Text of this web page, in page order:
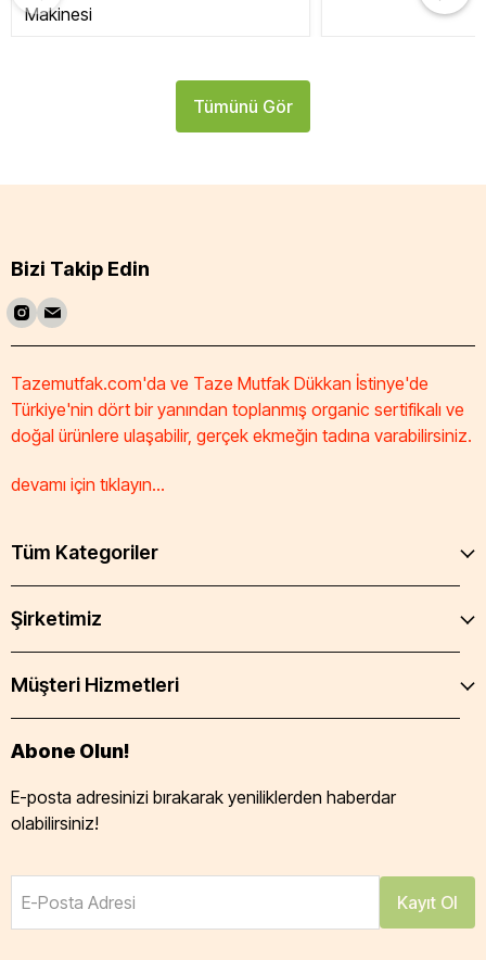
Makinesi
Tümünü Gör
Bizi Takip Edin
Tazemutfak.com'da ve Taze Mutfak Dükkan İstinye'de
Türkiye'nin dört bir yanından toplanmış organic sertifikalı ve
doğal ürünlere ulaşabilir, gerçek ekmeğin tadına varabilirsiniz.
devamı için tıklayın...
Tüm Kategoriler
Şirketimiz
Müşteri Hizmetleri
Abone Olun!
E-posta adresinizi bırakarak yeniliklerden haberdar
olabilirsiniz!
E-Posta Adresi Kayıt Ol